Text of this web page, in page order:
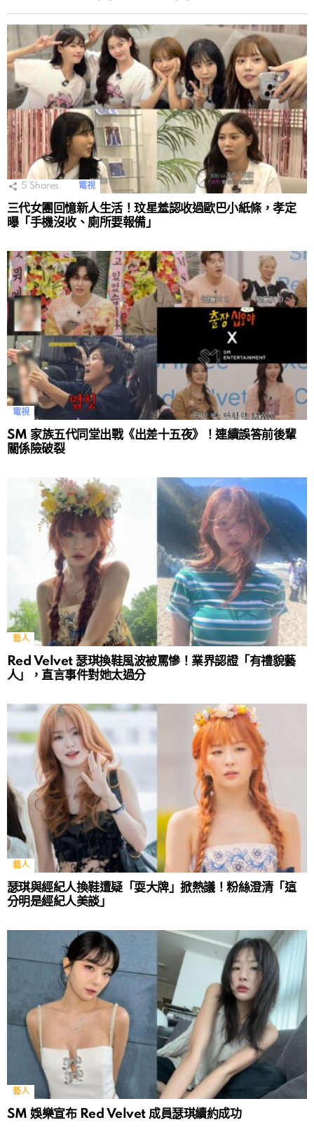
5 Shares 電視
三代女團回憶新人生活！玟星羞認收過歐巴小紙條，孝定
曝「手機沒收、廁所要報備」
電視
SM 家族五代同堂出戰《出差十五夜》！連續誤答前後輩
關係險破裂
藝人
Red Velvet 瑟琪換鞋風波被罵慘！業界認證「有禮貌藝
人」，直言事件對她太過分
藝人
瑟琪與經紀人換鞋遭疑「耍大牌」掀熱議！粉絲澄清「這
分明是經紀人美談」
藝人
SM 娛樂宣布 Red Velvet 成員瑟琪續約成功